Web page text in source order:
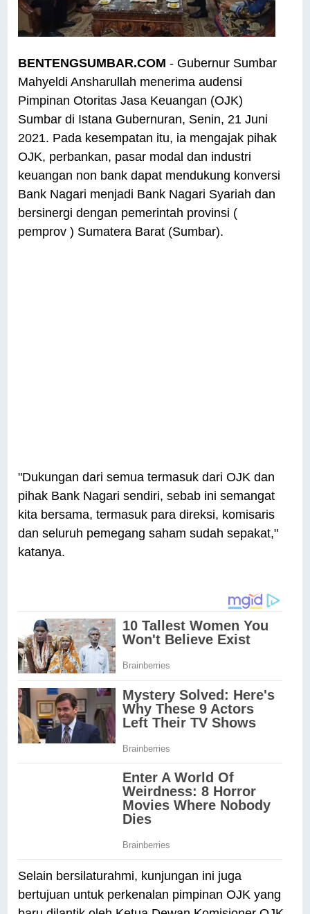
BENTENGSUMBAR.COM - Gubernur Sumbar
Mahyeldi Ansharullah menerima audensi
Pimpinan Otoritas Jasa Keuangan (OJK)
Sumbar di Istana Gubernuran, Senin, 21 Juni
2021. Pada kesempatan itu, ia mengajak pihak
OJK, perbankan, pasar modal dan industri
keuangan non bank dapat mendukung konversi
Bank Nagari menjadi Bank Nagari Syariah dan
bersinergi dengan pemerintah provinsi (
pemprov ) Sumatera Barat (Sumbar).
"Dukungan dari semua termasuk dari OJK dan
pihak Bank Nagari sendiri, sebab ini semangat
kita bersama, termasuk para direksi, komisaris
dan seluruh pemegang saham sudah sepakat,"
katanya.
Selain bersilaturahmi, kunjungan ini juga
bertujuan untuk perkenalan pimpinan OJK yang